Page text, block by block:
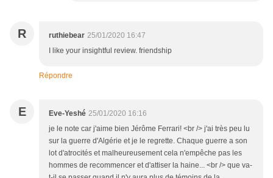
R ruthiebear 25/01/2020 16:47
I like your insightful review. friendship
Répondre
E Eve-Yeshé 25/01/2020 16:16
je le note car j'aime bien Jérôme Ferrari! <br /> j'ai très peu lu
sur la guerre d'Algérie et je le regrette. Chaque guerre a son
lot d'atrocités et malheureusement cela n'empêche pas les
hommes de recommencer et d'attiser la haine... <br /> que va-